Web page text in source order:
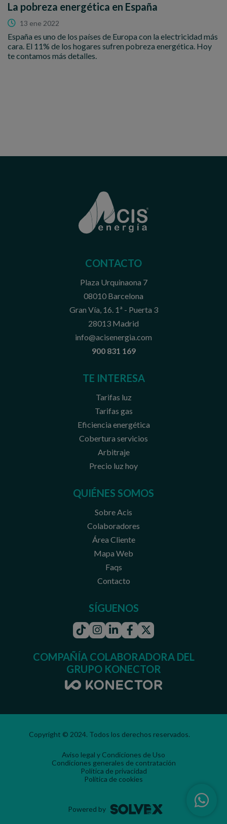
La pobreza energética en España
13 ene 2022
España es uno de los países de Europa con la electricidad más
cara. El 11% de los hogares sufren pobreza energética. Hoy
te contamos más detalles.
CONTACTO
Plaza Urquinaona 7
08010 Barcelona
Gran Vía, 16. 1ª - Puerta 3
28013 Madrid
info@acisenergia.com
900 831 169
TE INTERESA
Tarifas luz
Tarifas gas
Eficiencia energética
Cobertura servicios
Arbitraje
Precio luz hoy
QUIÉNES SOMOS
Sobre Acis
Colaboradores
Área Cliente
Mapa Web
Faqs
Contacto
SÍGUENOS
TiktokInstagram
LinkedinFacebook
COMPAÑÍA COLABORADORA DEL
GRUPO KONECTOR
Copyright © 2024. Todos los derechos reservados.
Aviso legal y Condiciones de Uso
Condiciones generales de contratación
Política de privacidad
Política de cookies
Powered by